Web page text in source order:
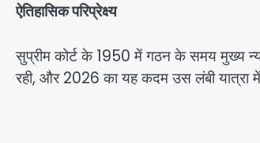
ऐतिहासिक परिप्रेक्ष्य
सुप्रीम कोर्ट के 1950 में गठन के समय मुख्य
रही, और 2026 का यह कदम उस लंबी यात्रा